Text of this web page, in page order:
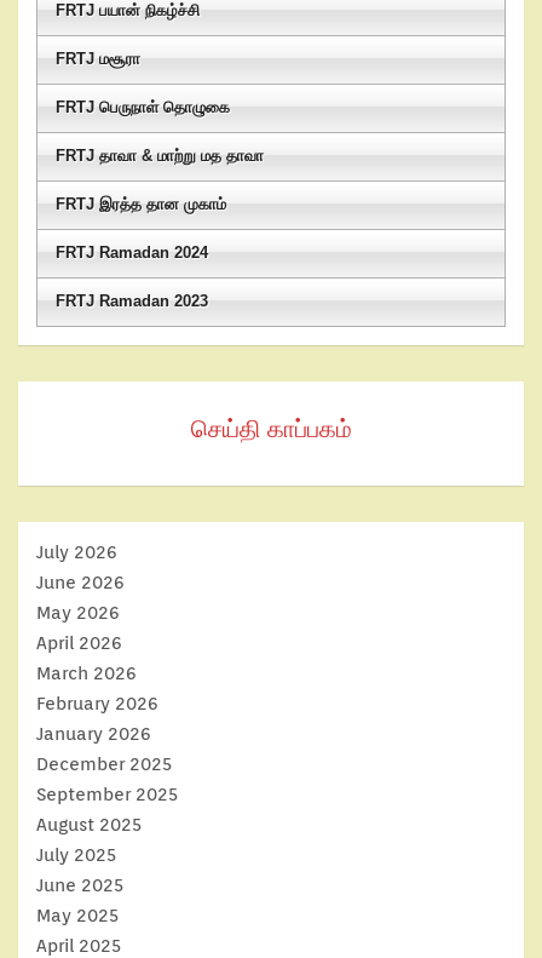
FRTJ பயான் நிகழ்ச்சி
FRTJ மசூரா
FRTJ பெருநாள் தொழுகை
FRTJ தாவா & மாற்று மத தாவா
FRTJ இரத்த தான முகாம்
FRTJ Ramadan 2024
FRTJ Ramadan 2023
செய்தி காப்பகம்
July 2026
June 2026
May 2026
April 2026
March 2026
February 2026
January 2026
December 2025
September 2025
August 2025
July 2025
June 2025
May 2025
April 2025